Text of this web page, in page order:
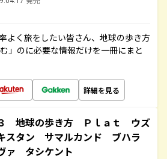
よく旅をしたい皆さん、地球の歩き方
」のに必要な情報だけを一冊にまと
詳細を見る
地球の歩き方 Ｐｌａｔ ウズ
スタン サマルカンド ブハラ
ァ タシケント